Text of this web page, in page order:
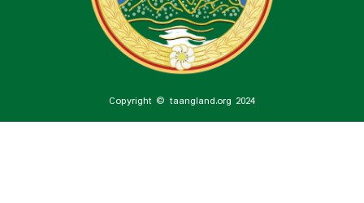
Copyright © taangland.org 2024